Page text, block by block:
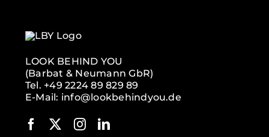
LOOK BEHIND YOU
(Barbat & Neumann GbR)
Tel. +49 2224 89 829 89
E-Mail: info@lookbehindyou.de